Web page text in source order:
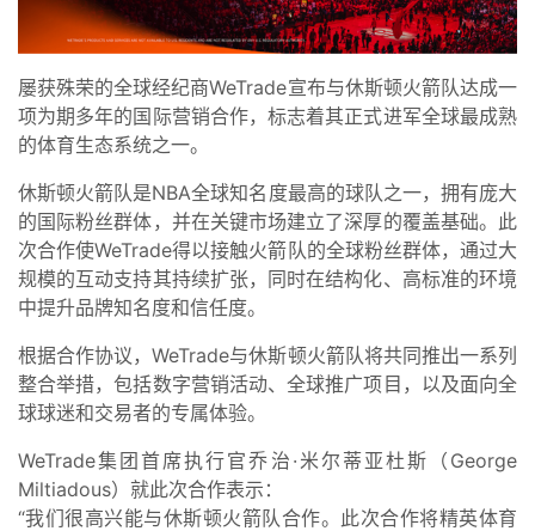
屡获殊荣的全球经纪商WeTrade宣布与休斯顿火箭队达成一
项为期多年的国际营销合作，标志着其正式进军全球最成熟
的体育生态系统之一。
休斯顿火箭队是NBA全球知名度最高的球队之一，拥有庞大
的国际粉丝群体，并在关键市场建立了深厚的覆盖基础。此
次合作使WeTrade得以接触火箭队的全球粉丝群体，通过大
规模的互动支持其持续扩张，同时在结构化、高标准的环境
中提升品牌知名度和信任度。
根据合作协议，WeTrade与休斯顿火箭队将共同推出一系列
整合举措，包括数字营销活动、全球推广项目，以及面向全
球球迷和交易者的专属体验。
WeTrade集团首席执行官乔治·米尔蒂亚杜斯（George
Miltiadous）就此次合作表示：
“我们很高兴能与休斯顿火箭队合作。此次合作将精英体育